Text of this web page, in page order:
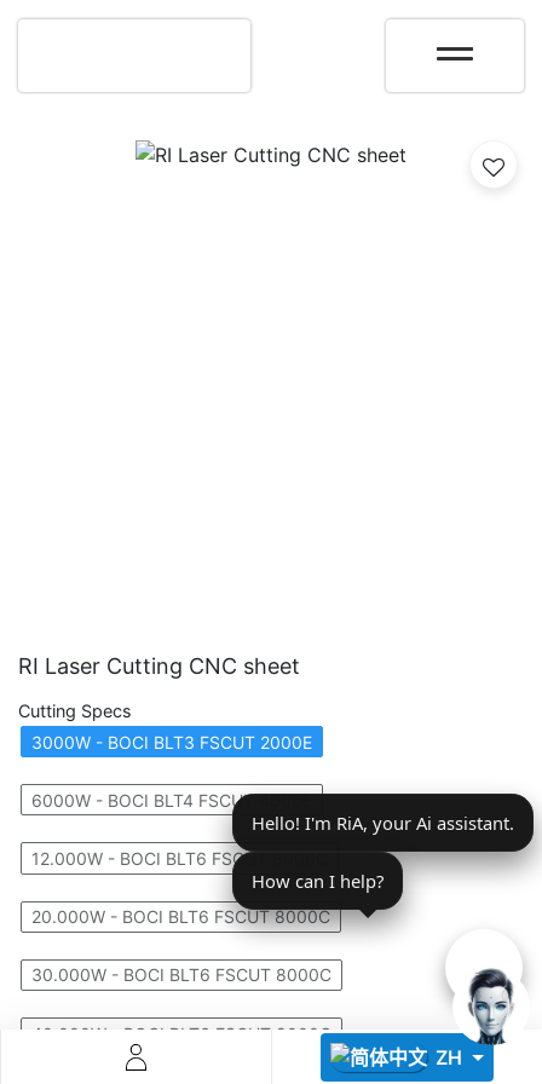
ZH
RI Laser Cutting CNC sheet
Cutting Specs
3000W - BOCI BLT3 FSCUT 2000E
6000W - BOCI BLT4 FSCUT 4000E
12.000W - BOCI BLT6 FSCUT 8000C
20.000W - BOCI BLT6 FSCUT 8000C
30.000W - BOCI BLT6 FSCUT 8000C
40.000W - BOCI BLT6 FSCUT 8000C
Descoperă RiA Ecosystem
Platformă integrată pentru managementul flotei de roboți
Monitorizare în timp real și analiză date
Conectează roboți, software și servicii într-o singură
soluție
Scalabil de la 1 robot la zeci de unități
Află mai mult Discută cu RiA
Hello! I'm RiA, your Ai assistant.
How can I help?